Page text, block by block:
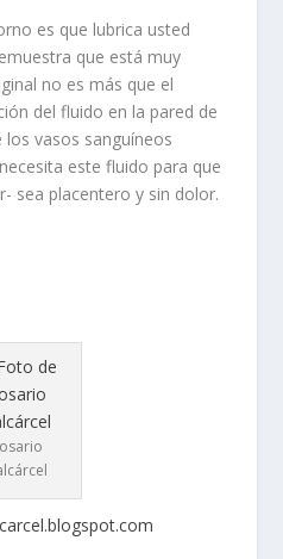
es que lubrica usted
que está muy
no es más que el
del fluido en la pared de
vasos sanguíneos
este fluido para que
sea placentero y sin dolor.